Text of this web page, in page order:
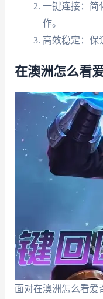
一键连接：简
作。
高效稳定：保
在澳洲怎么看
面对在澳洲怎么看爱